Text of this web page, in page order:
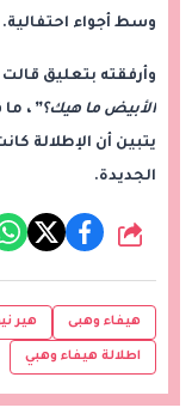
وسط أجواء احتفالية.
وأرفقته بتعليق
الأبيض ما هيك؟” ،
يتبين أن الإطلالة
الجديدة.
شارك
هيفاء وهبى هير
اطلالة هيفاء وهبي